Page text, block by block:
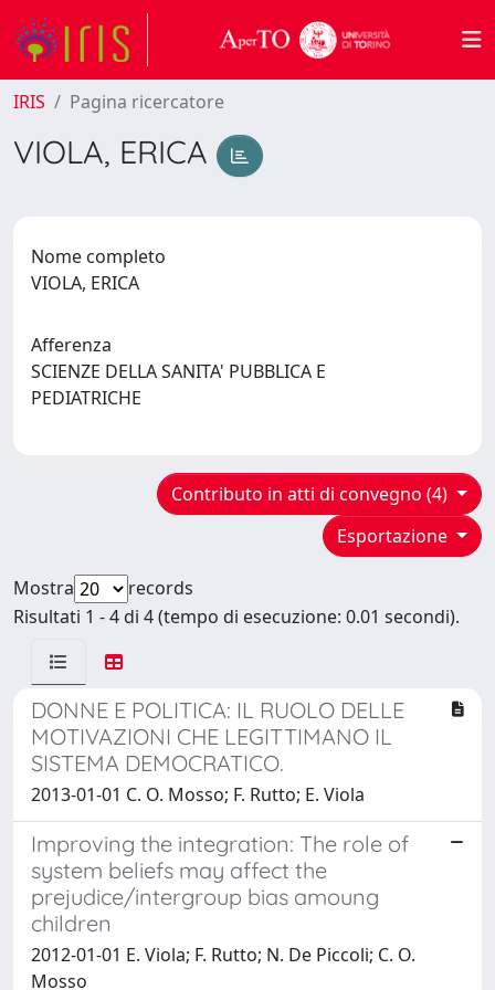
IRIS Pagina ricercatore
VIOLA, ERICA
Nome completo
VIOLA, ERICA
Afferenza
SCIENZE DELLA SANITA' PUBBLICA E
PEDIATRICHE
Contributo in atti di convegno (4)
Esportazione
Mostra
records
Risultati 1 - 4 di 4 (tempo di esecuzione: 0.01 secondi).
DONNE E POLITICA: IL RUOLO DELLE
MOTIVAZIONI CHE LEGITTIMANO IL
SISTEMA DEMOCRATICO.
2013-01-01 C. O. Mosso; F. Rutto; E. Viola
Improving the integration: The role of
system beliefs may affect the
prejudice/intergroup bias amoung
children
2012-01-01 E. Viola; F. Rutto; N. De Piccoli; C. O.
Mosso